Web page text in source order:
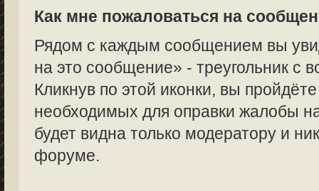
Как мне пожаловаться на
Рядом с каждым сообщением вы
на это сообщение» - треугольник с
Кликнув по этой иконки, вы
необходимых для оправки жалобы
будет видна только модератору и
форуме.